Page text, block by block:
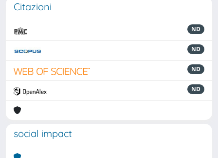
Citazioni
ND
ND
ND
ND
social impact